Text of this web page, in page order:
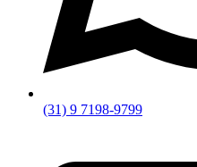
(31) 9 7198-9799